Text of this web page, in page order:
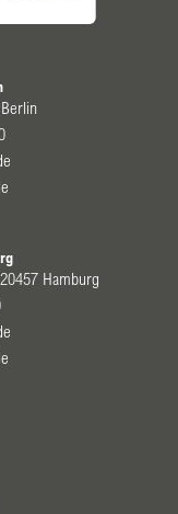
Hamburg